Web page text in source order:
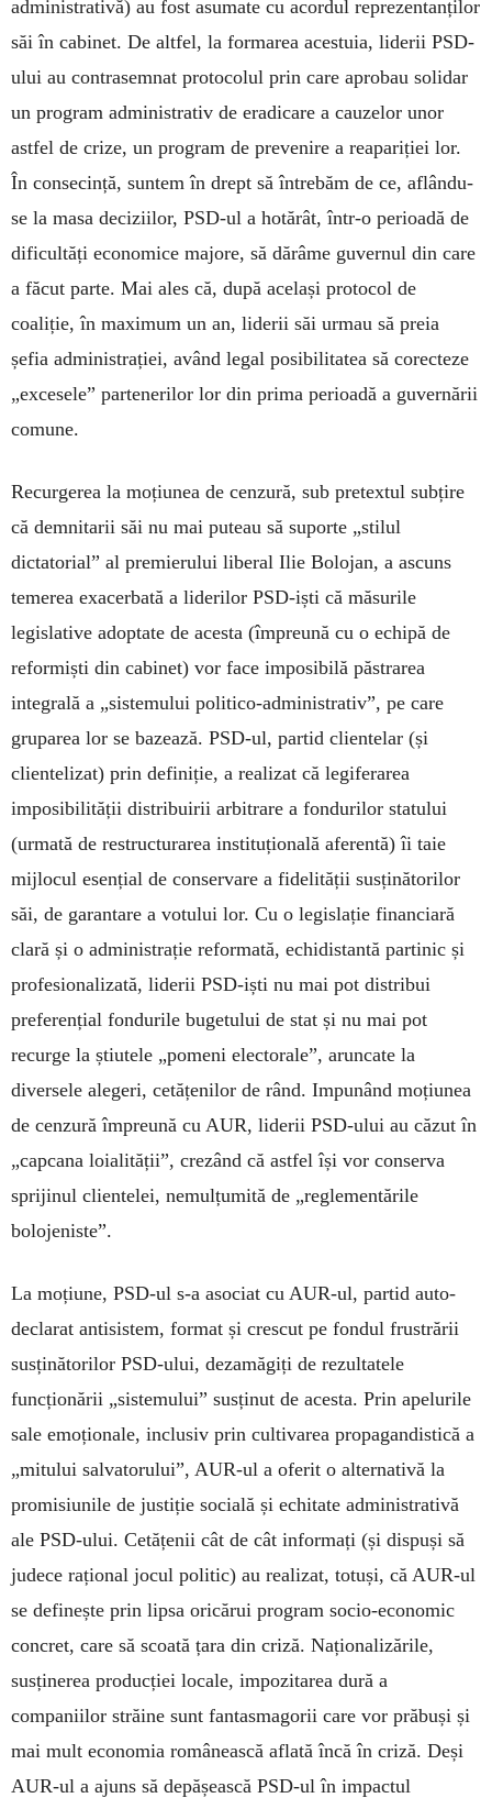
administrativă) au fost asumate cu acordul reprezentanților
săi în cabinet. De altfel, la formarea acestuia, liderii PSD-
ului au contrasemnat protocolul prin care aprobau solidar
un program administrativ de eradicare a cauzelor unor
astfel de crize, un program de prevenire a reapariției lor.
În consecință, suntem în drept să întrebăm de ce, aflându-
se la masa deciziilor, PSD-ul a hotărât, într-o perioadă de
dificultăți economice majore, să dărâme guvernul din care
a făcut parte. Mai ales că, după același protocol de
coaliție, în maximum un an, liderii săi urmau să preia
șefia administrației, având legal posibilitatea să corecteze
„excesele” partenerilor lor din prima perioadă a guvernării
comune.
Recurgerea la moțiunea de cenzură, sub pretextul subțire
că demnitarii săi nu mai puteau să suporte „stilul
dictatorial” al premierului liberal Ilie Bolojan, a ascuns
temerea exacerbată a liderilor PSD-iști că măsurile
legislative adoptate de acesta (împreună cu o echipă de
reformiști din cabinet) vor face imposibilă păstrarea
integrală a „sistemului politico-administrativ”, pe care
gruparea lor se bazează. PSD-ul, partid clientelar (și
clientelizat) prin definiție, a realizat că legiferarea
imposibilității distribuirii arbitrare a fondurilor statului
(urmată de restructurarea instituțională aferentă) îi taie
mijlocul esențial de conservare a fidelității susținătorilor
săi, de garantare a votului lor. Cu o legislație financiară
clară și o administrație reformată, echidistantă partinic și
profesionalizată, liderii PSD-iști nu mai pot distribui
preferențial fondurile bugetului de stat și nu mai pot
recurge la știutele „pomeni electorale”, aruncate la
diversele alegeri, cetățenilor de rând. Impunând moțiunea
de cenzură împreună cu AUR, liderii PSD-ului au căzut în
„capcana loialității”, crezând că astfel își vor conserva
sprijinul clientelei, nemulțumită de „reglementările
bolojeniste”.
La moțiune, PSD-ul s-a asociat cu AUR-ul, partid auto-
declarat antisistem, format și crescut pe fondul frustrării
susținătorilor PSD-ului, dezamăgiți de rezultatele
funcționării „sistemului” susținut de acesta. Prin apelurile
sale emoționale, inclusiv prin cultivarea propagandistică a
„mitului salvatorului”, AUR-ul a oferit o alternativă la
promisiunile de justiție socială și echitate administrativă
ale PSD-ului. Cetățenii cât de cât informați (și dispuși să
judece rațional jocul politic) au realizat, totuși, că AUR-ul
se definește prin lipsa oricărui program socio-economic
concret, care să scoată țara din criză. Naționalizările,
susținerea producției locale, impozitarea dură a
companiilor străine sunt fantasmagorii care vor prăbuși și
mai mult economia românească aflată încă în criză. Deși
AUR-ul a ajuns să depășească PSD-ul în impactul